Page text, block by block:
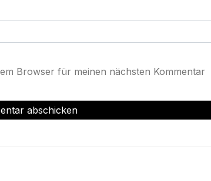
Browser für meinen nächsten Kommentar